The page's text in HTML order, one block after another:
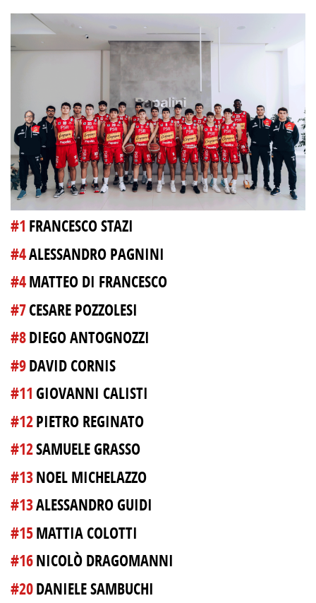
#1 FRANCESCO STAZI
#4ALESSANDRO PAGNINI
#4MATTEO DI FRANCESCO
#7CESARE POZZOLESI
#8DIEGO ANTOGNOZZI
#9DAVID CORNIS
#11 GIOVANNI CALISTI
#12PIETRO REGINATO
#12SAMUELE GRASSO
#13NOEL MICHELAZZO
#13ALESSANDRO GUIDI
#15MATTIA COLOTTI
#16NICOLÒ DRAGOMANNI
#20DANIELE SAMBUCHI